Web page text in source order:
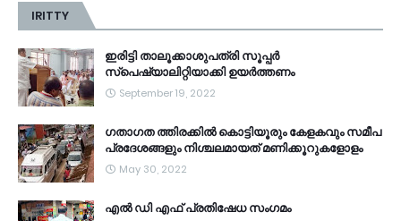
IRITTY
ഇരിട്ടി താലൂക്കാശുപത്രി സൂപ്പർ
സ്‌പെഷ്യാലിറ്റിയാക്കി ഉയർത്തണം
September 19, 2022
ഗതാഗത ത്തിരക്കിൽ കൊട്ടിയൂരും കേളകവും സമീപ
പ്രദേശങ്ങളും നിശ്ചലമായത് മണിക്കൂറുകളോളം
May 30, 2022
എൽ ഡി എഫ് പ്രതിഷേധ സംഗമം